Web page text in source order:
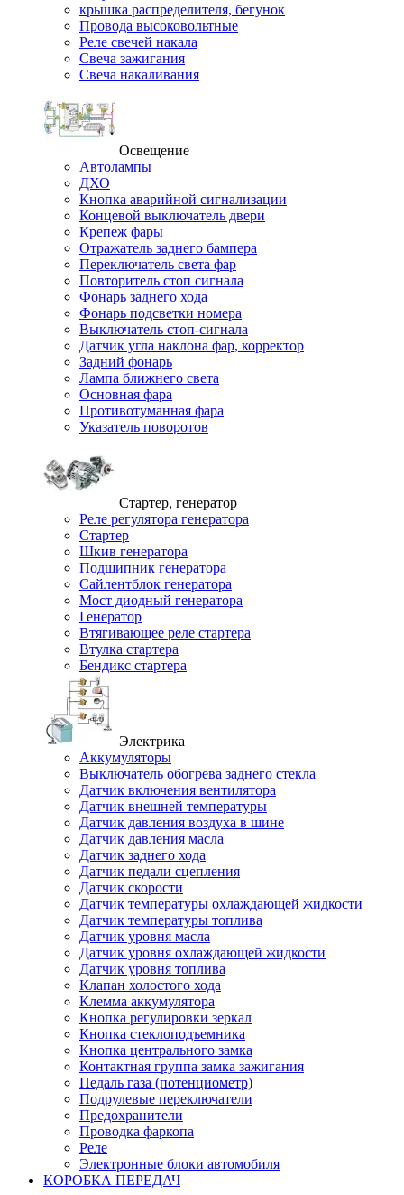
крышка распределителя, бегунок
Провода высоковольтные
Реле свечей накала
Свеча зажигания
Свеча накаливания
Освещение
Автолампы
ДХО
Кнопка аварийной сигнализации
Концевой выключатель двери
Крепеж фары
Отражатель заднего бампера
Переключатель света фар
Повторитель стоп сигнала
Фонарь заднего хода
Фонарь подсветки номера
Выключатель стоп-сигнала
Датчик угла наклона фар, корректор
Задний фонарь
Лампа ближнего света
Основная фара
Противотуманная фара
Указатель поворотов
Стартер, генератор
Реле регулятора генератора
Стартер
Шкив генератора
Подшипник генератора
Сайлентблок генератора
Мост диодный генератора
Генератор
Втягивающее реле стартера
Втулка стартера
Бендикс стартера
Электрика
Аккумуляторы
Выключатель обогрева заднего стекла
Датчик включения вентилятора
Датчик внешней температуры
Датчик давления воздуха в шине
Датчик давления масла
Датчик заднего хода
Датчик педали сцепления
Датчик скорости
Датчик температуры охлаждающей жидкости
Датчик температуры топлива
Датчик уровня масла
Датчик уровня охлаждающей жидкости
Датчик уровня топлива
Клапан холостого хода
Клемма аккумулятора
Кнопка регулировки зеркал
Кнопка стеклоподъемника
Кнопка центрального замка
Контактная группа замка зажигания
Педаль газа (потенциометр)
Подрулевые переключатели
Предохранители
Проводка фаркопа
Реле
Электронные блоки автомобиля
КОРОБКА ПЕРЕДАЧ